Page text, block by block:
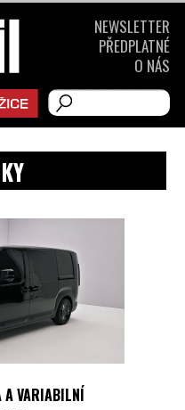
A VARIABILNÍ
NEWSLETTER
PŘEDPLATNÉ
O NÁS